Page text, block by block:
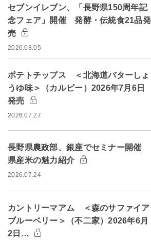
セブンイレブン、「長野県150周年記
念フェア」開催 発酵・伝統食21品発
売
2026.08.05
ポテトチップス ＜北海道バターしょ
うゆ味＞（カルビー）2026年7月6日
発売
2026.07.27
長野県農政部、銀座でセミナー開催
県産米の魅力紹介
2026.07.24
カントリーマアム ＜森のサファイア
ブルーベリー＞（不二家）2026年6月
2日…